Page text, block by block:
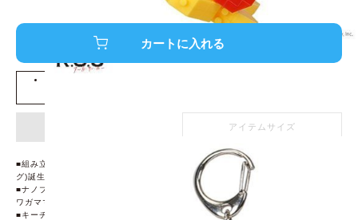
アイテムサイズ
■組み立て時間ゼロ ! ブロックモチーフの持ち歩けるフィギュア、n-fig(エヌフィ
グ)誕生 ! !
■ナノブロックを組み立てるのはめんどくさい ! でも完成品なら欲しい ! そんな
ワガママに応えたナノブロック型フィギュア。
■キーチェーンは付け外し可能なので、バッグや鍵などにつけたり、フィギュアと